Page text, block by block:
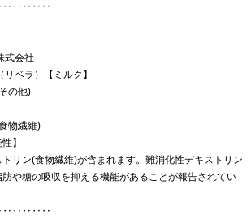
式会社
リベラ）【ミルク】
の他)
物繊維)
】
リン(食物繊維)が含まれます。難消化性デキストリン
や糖の吸収を抑える機能があることが報告されてい